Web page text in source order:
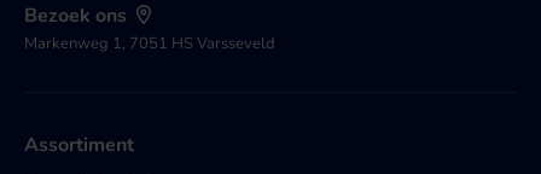
Bezoek ons
Markenweg 1, 7051 HS Varsseveld
Assortiment